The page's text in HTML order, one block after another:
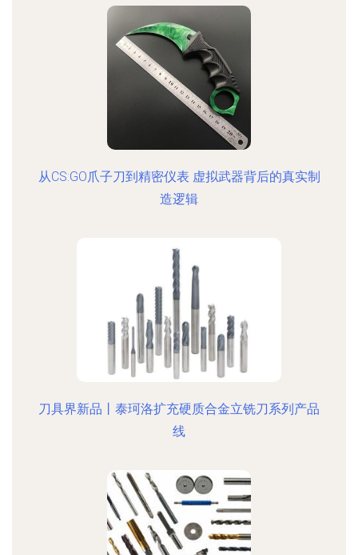
从CS:GO爪子刀到精密仪表 虚拟武器背后的真实制
造逻辑
刀具界新品丨泰珂洛扩充硬质合金立铣刀系列产品
线